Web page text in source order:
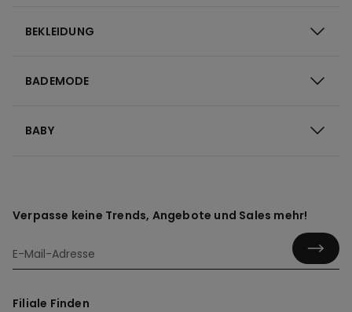
BEKLEIDUNG
BADEMODE
BABY
Verpasse keine Trends, Angebote und Sales mehr!
Filiale Finden